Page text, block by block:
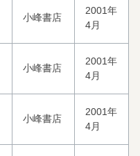
小峰書店
2001年
4月
小峰書店
2001年
4月
小峰書店
2001年
4月